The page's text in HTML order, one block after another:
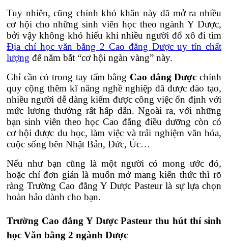
Tuy nhiên, cũng chính khó khăn này đã mở ra nhiều
cơ hội cho những sinh viên học theo ngành Y Dược,
bởi vậy không khó hiểu khi nhiều người đổ xô đi tìm
Địa chỉ học văn bằng 2 Cao đẳng Dược uy tín chất
lượng để nắm bắt “cơ hội ngàn vàng” này.
Chỉ cần có trong tay tấm bằng Cao đẳng Dược chính
quy cộng thêm kĩ năng nghề nghiệp đã được đào tạo,
nhiều người dễ dàng kiếm được công việc ổn định với
mức lương thưởng rất hấp dẫn. Ngoài ra, với những
bạn sinh viên theo học Cao đẳng điều dưỡng còn có
cơ hội được du học, làm việc và trải nghiệm văn hóa,
cuộc sống bên Nhật Bản, Đức, Úc…
Nếu như bạn cũng là một người có mong ước đó,
hoặc chỉ đơn giản là muốn mở mang kiến thức thì rõ
ràng Trường Cao đẳng Y Dược Pasteur là sự lựa chọn
hoàn hảo dành cho bạn.
Trường Cao đẳng Y Dược Pasteur thu hút thí sinh
học Văn bằng 2 ngành Dược